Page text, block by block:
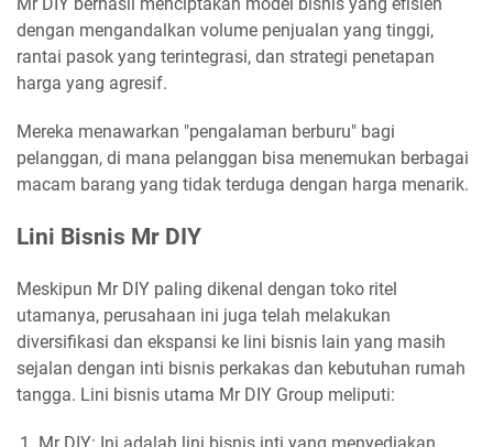
dengan mengandalkan volume penjualan yang tinggi,
rantai pasok yang terintegrasi, dan strategi penetapan
harga yang agresif.
Mereka menawarkan "pengalaman berburu" bagi
pelanggan, di mana pelanggan bisa menemukan berbagai
macam barang yang tidak terduga dengan harga menarik.
Lini Bisnis Mr DIY
Meskipun Mr DIY paling dikenal dengan toko ritel
utamanya, perusahaan ini juga telah melakukan
diversifikasi dan ekspansi ke lini bisnis lain yang masih
sejalan dengan inti bisnis perkakas dan kebutuhan rumah
tangga. Lini bisnis utama Mr DIY Group meliputi: